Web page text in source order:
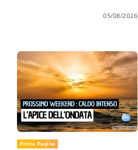
05/08/2026
Prima Pagina